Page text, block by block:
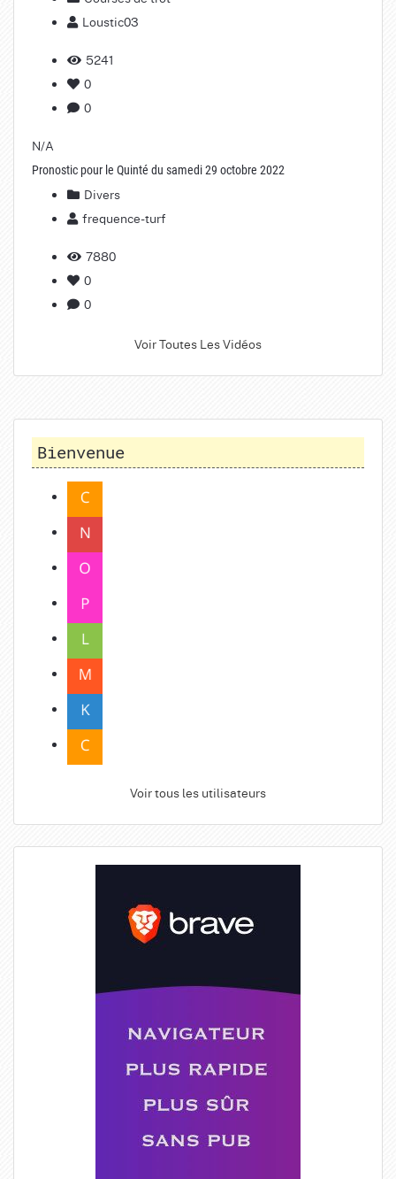
Loustic03
5241
0
0
N/A
Pronostic pour le Quinté du samedi 29 octobre 2022
Divers
frequence-turf
7880
0
0
Voir Toutes Les Vidéos
Bienvenue
Voir tous les utilisateurs